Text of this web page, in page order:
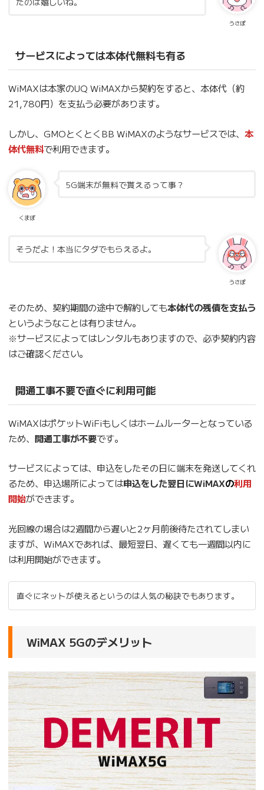
うさぽ
サービスによっては本体代無料も有る
WiMAXは本家のUQ WiMAXから契約をすると、本体代（約
21,780円）を支払う必要があります。
しかし、GMOとくとくBB WiMAXのようなサービスでは、 本
体代無料で利用できます。
くまぽ
5G端末が無料で貰えるって事？
うさぽ
そうだよ！本当にタダでもらえるよ。
そのため、契約期間の途中で解約しても本体代の残債を支払う
というようなことは有りません。
※サービスによってはレンタルもありますので、必ず契約内容
はご確認ください。
開通工事不要で直ぐに利用可能
WiMAXはポケットWiFiもしくはホームルーターとなっている
ため、 開通工事が不要です。
サービスによっては、申込をしたその日に端末を発送してくれ
るため、申込場所によっては申込をした翌日にWiMAXの利用
開始ができます。
光回線の場合は2週間から遅いと2ヶ月前後待たされてしまい
ますが、WiMAXであれば、最短翌日、遅くても一週間以内に
は利用開始ができます。
直ぐにネットが使えるというのは人気の秘訣でもあります。
WiMAX 5Gのデメリット